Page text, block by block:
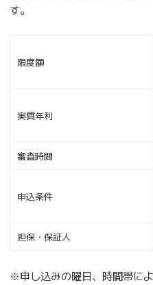
す。
限度額
実質年利
審査時間
申込条件
担保・保証人
※申し込みの曜日、時間帯に